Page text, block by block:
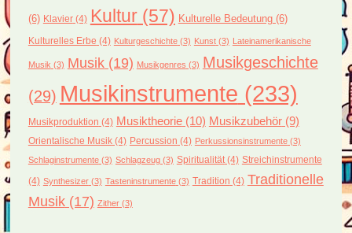
(6) Klavier(4) Kultur(57) Kulturelle Bedeutung(6)
Kulturelles Erbe (4) Kulturgeschichte(3) Kunst(3) Lateinamerikanische
Musik(3) Musik(19) Musikgenres (3) Musikgeschichte
(29) Musikinstrumente (233)
Musikproduktion (4) Musiktheorie(10) Musikzubehör(9)
Orientalische Musik(4) Percussion (4) Perkussionsinstrumente(3)
Schlaginstrumente(3) Schlagzeug(3) Spiritualität(4) Streichinstrumente
(4) Synthesizer(3) Tasteninstrumente(3) Tradition (4) Traditionelle
Musik(17) Zither(3)